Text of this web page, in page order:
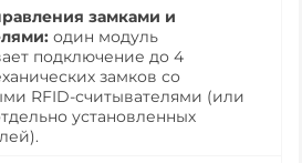
замками и
один модуль
подключение до 4
замков со
RFID-считывателями (или
установленных